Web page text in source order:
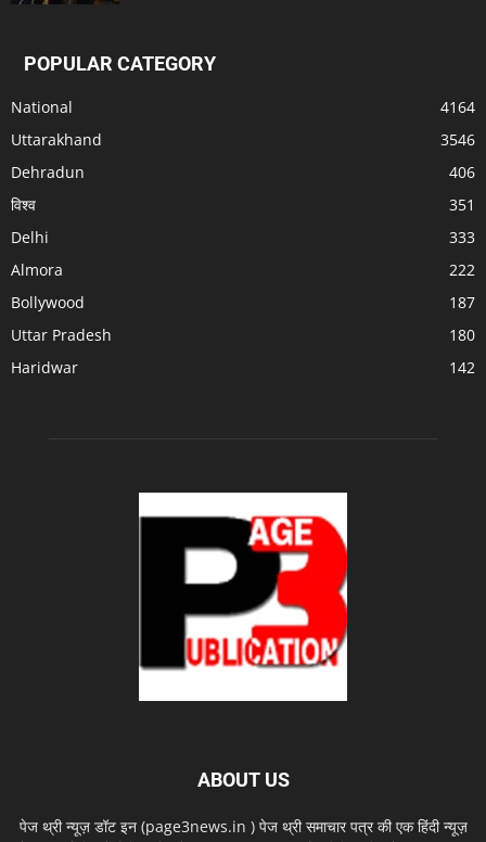
POPULAR CATEGORY
National
4164
Uttarakhand
3546
Dehradun
406
विश्व
351
Delhi
333
Almora
222
Bollywood
187
Uttar Pradesh
180
Haridwar
142
ABOUT US
पेज थ्री न्यूज़ डॉट इन (page3news.in ) पेज थ्री समाचार पत्र की एक हिंदी न्यूज़